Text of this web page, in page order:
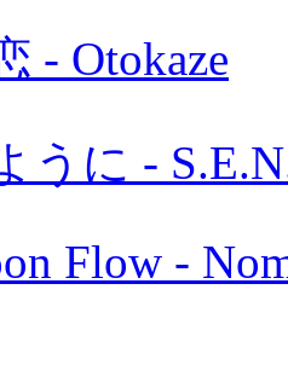
- Otokaze
うに -
Flow -